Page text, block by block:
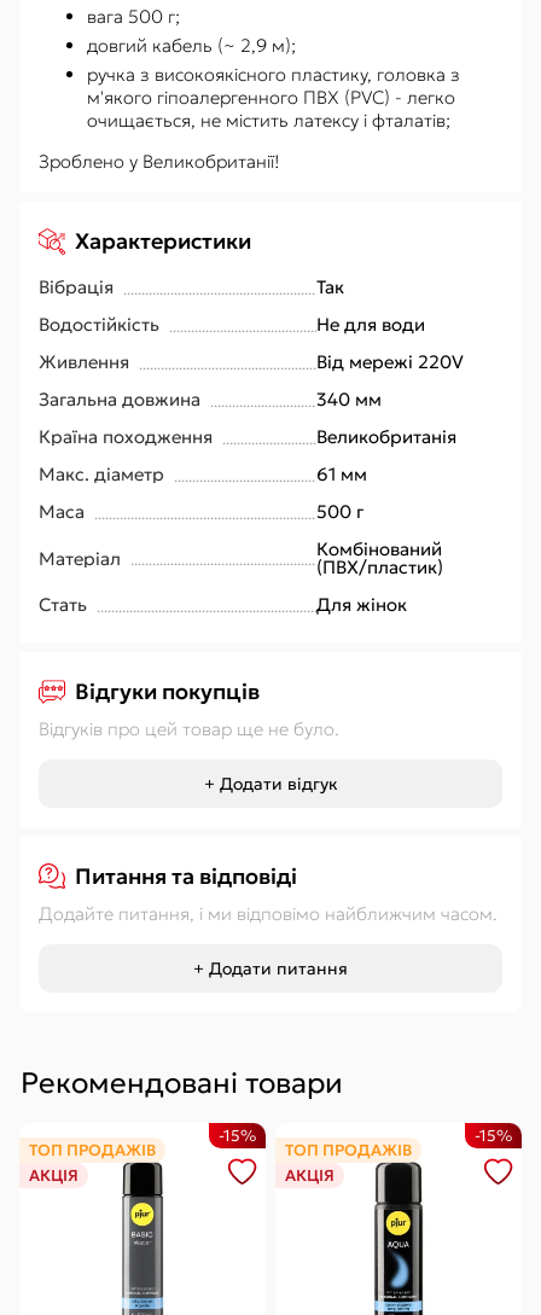
вага 500 г;
довгий кабель (~ 2,9 м);
ручка з високоякісного пластику, головка з
м'якого гіпоалергенного ПВХ (PVC) - легко
очищається, не містить латексу і фталатів;
Зроблено у Великобританії!
Характеристики
Вібрація
Так
Водостійкість
Не для води
Живлення
Від мережі 220V
Загальна довжина
340 мм
Країна походження
Великобританія
Макс. діаметр
61 мм
Маса
500 г
Матеріал Комбінований
(ПВХ/пластик)
Стать
Для жінок
Відгуки покупців
Відгуків про цей товар ще не було.
+ Додати відгук
Питання та відповіді
Додайте питання, і ми відповімо найближчим часом.
+ Додати питання
Рекомендовані товари
ТОП ПРОДАЖІВ
АКЦІЯ
-15%
ТОП ПРОДАЖІВ
АКЦІЯ
-15%